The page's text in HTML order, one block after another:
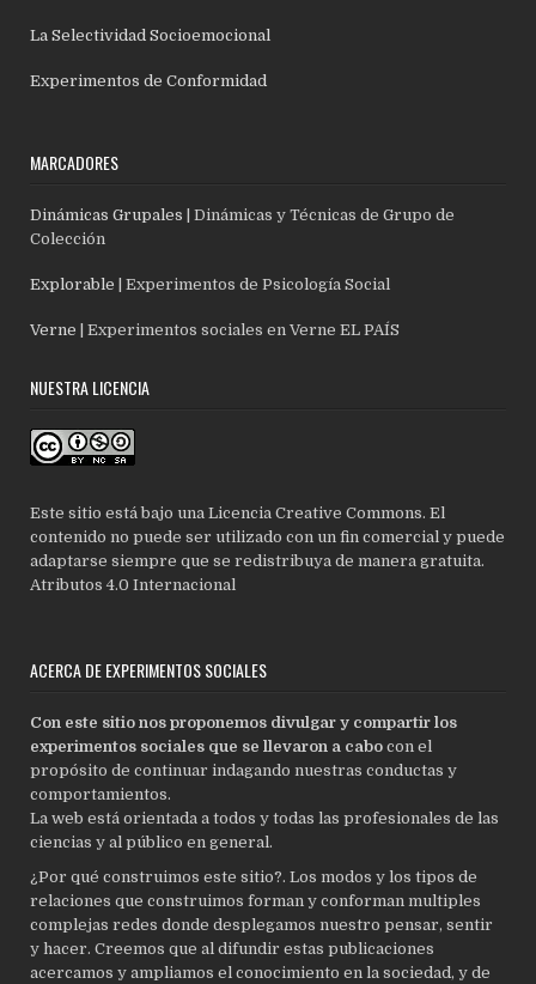
La Selectividad Socioemocional
Experimentos de Conformidad
MARCADORES
Dinámicas Grupales | Dinámicas y Técnicas de Grupo de
Colección
Explorable | Experimentos de Psicología Social
Verne | Experimentos sociales en Verne EL PAÍS
NUESTRA LICENCIA
Este sitio está bajo una Licencia Creative Commons. El
contenido no puede ser utilizado con un fin comercial y puede
adaptarse siempre que se redistribuya de manera gratuita.
Atributos 4.0 Internacional
ACERCA DE EXPERIMENTOS SOCIALES
Con este sitio nos proponemos divulgar y compartir los
experimentos sociales que se llevaron a cabo con el
propósito de continuar indagando nuestras conductas y
comportamientos.
La web está orientada a todos y todas las profesionales de las
ciencias y al público en general.
¿Por qué construimos este sitio?. Los modos y los tipos de
relaciones que construimos forman y conforman multiples
complejas redes donde desplegamos nuestro pensar, sentir
y hacer. Creemos que al difundir estas publicaciones
acercamos y ampliamos el conocimiento en la sociedad, y de